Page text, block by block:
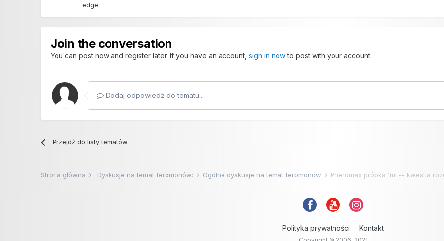
edge
Join the conversation
You can post now and register later. If you have an account,sign in nowto post with your account.
Dodaj odpowiedź do tematu...
Przejdź do listy tematów
Strona główna Dyskusje na temat feromonów: Ogólne dyskusje na temat feromonów Pheromax próbka 1ml -- kwestia
Polityka prywatności Kontakt